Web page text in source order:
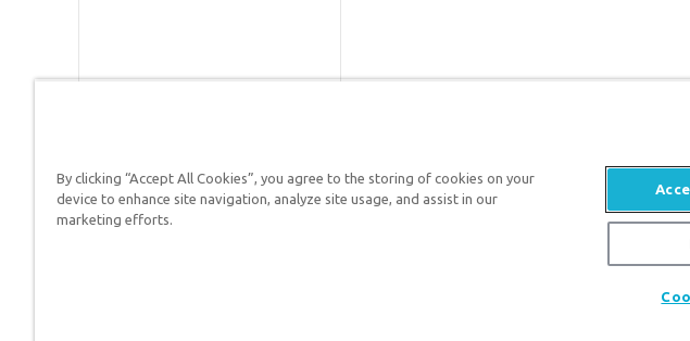
Respuestas en Génesis es un ministerio de apologética,
defender su fe y proclamar el evangelio de Jesucristo.
By clicking “Accept All Cookies”, you agree to the storing of cookies on your
device to enhance site navigation, analyze site usage, and assist in our
marketing efforts.